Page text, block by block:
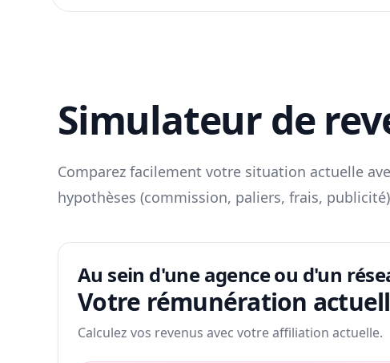
Simulateur de
Comparez facilement votre situation actuelle
hypothèses (commission, paliers, frais,
Au sein d'une agence ou d'un
Votre rémunération
Calculez vos revenus avec votre affiliation actuelle.